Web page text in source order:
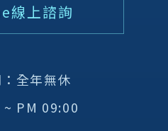
線上諮詢
全年無休
PM 09:00